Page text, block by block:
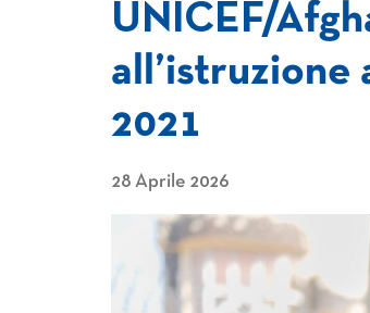
UNICEF/
all’istruzione
2021
28 Aprile 2026